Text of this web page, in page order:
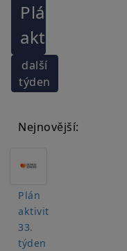
Plán
aktivit
další
týden
Nejnovější:
Plán
aktivit
33.
týden